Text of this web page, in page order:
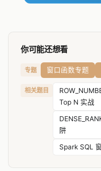
你可能还想看
专题 窗口函数专题
相关题目
Top N 实战
阱
Spark SQL